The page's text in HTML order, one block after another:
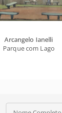
Arcangelo Ianelli
Parque com Lago